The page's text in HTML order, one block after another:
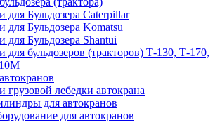
для Бульдозера Caterpillar
для Бульдозера Komatsu
для Бульдозера Shantui
для бульдозеров (тракторов) Т-130, Т-170,
грузовой лебедки автокрана
для автокранов
для автокранов